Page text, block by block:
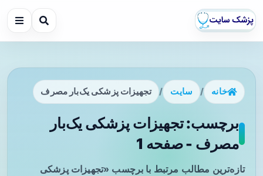
خانه / سایت / تجهیزات پزشکی یک‌بار مصرف
برچسب: تجهیزات پزشکی یک‌بار
مصرف - صفحه 1
تازه‌ترین مطالب مرتبط با برچسب «تجهیزات پزشکی